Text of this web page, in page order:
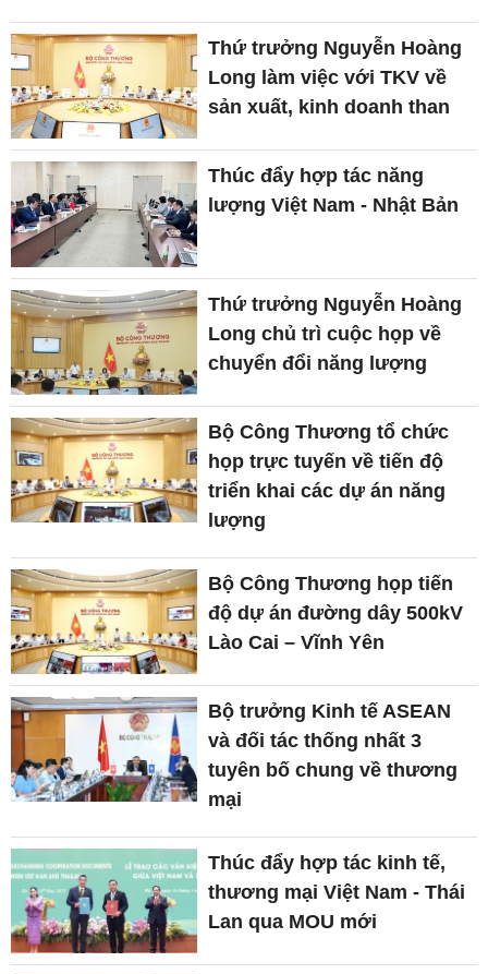
Thứ trưởng Nguyễn Hoàng
Long làm việc với TKV về
sản xuất, kinh doanh than
Thúc đẩy hợp tác năng
lượng Việt Nam - Nhật Bản
Thứ trưởng Nguyễn Hoàng
Long chủ trì cuộc họp về
chuyển đổi năng lượng
Bộ Công Thương tổ chức
họp trực tuyến về tiến độ
triển khai các dự án năng
lượng
Bộ Công Thương họp tiến
độ dự án đường dây 500kV
Lào Cai – Vĩnh Yên
Bộ trưởng Kinh tế ASEAN
và đối tác thống nhất 3
tuyên bố chung về thương
mại
Thúc đẩy hợp tác kinh tế,
thương mại Việt Nam - Thái
Lan qua MOU mới